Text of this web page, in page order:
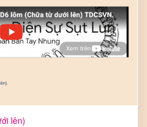
lên)